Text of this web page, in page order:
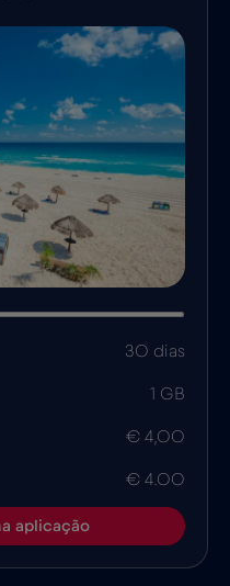
30 dias
1 GB
€ 4,00
€ 4.00
aplicação